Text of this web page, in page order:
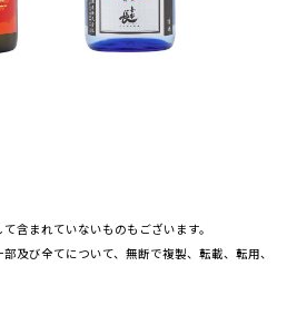
含まれていないものもございます。
及び全てについて、無断で複製、転載、転用、